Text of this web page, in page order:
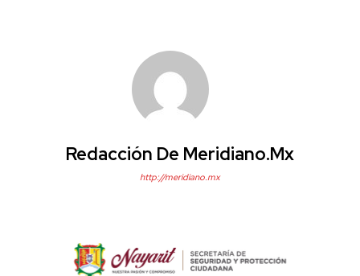
Redacción De Meridiano.mx
http://meridiano.mx